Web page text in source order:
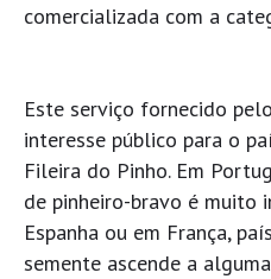
comercializada com a
Este serviço fornecido
interesse público para o
Fileira do Pinho. Em
de pinheiro-bravo é muito
Espanha ou em França,
semente ascende a